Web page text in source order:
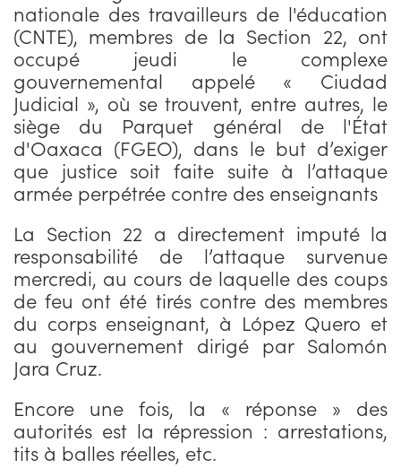
nationale des travailleurs de l'éducation
(CNTE), membres de la Section 22, ont
occupé jeudi le complexe
gouvernemental appelé « Ciudad
Judicial », où se trouvent, entre autres, le
siège du Parquet général de l'État
d'Oaxaca (FGEO), dans le but d’exiger
que justice soit faite suite à l’attaque
armée perpétrée contre des enseignants
La Section 22 a directement imputé la
responsabilité de l’attaque survenue
mercredi, au cours de laquelle des coups
de feu ont été tirés contre des membres
du corps enseignant, à López Quero et
au gouvernement dirigé par Salomón
Jara Cruz.
Encore une fois, la « réponse » des
autorités est la répression : arrestations,
tits à balles réelles, etc.